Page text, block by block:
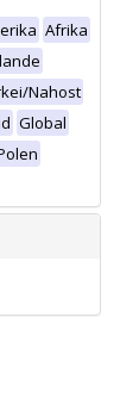
Afrika
Nahost
Global